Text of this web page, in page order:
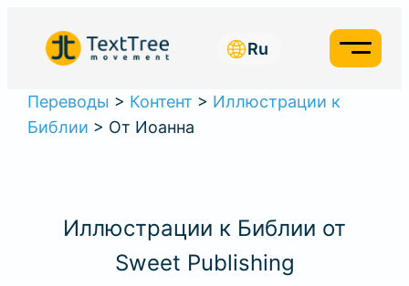
содержимому
Ru
Переводы > Контент > Иллюстрации к
Библии > От Иоанна
Иллюстрации к Библии от
Sweet Publishing